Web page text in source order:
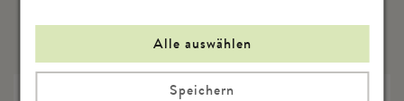
Alle auswählen
Speichern